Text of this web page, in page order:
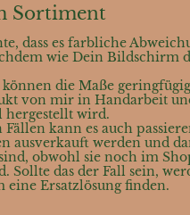
Sortiment
dass es farbliche
wie Dein Bildschirm
die Maße
von mir in Handarbeit
hergestellt wird.
kann es auch
ausverkauft werden und
obwohl sie noch im
Sollte das der Fall sein,
eine Ersatzlösung finden.